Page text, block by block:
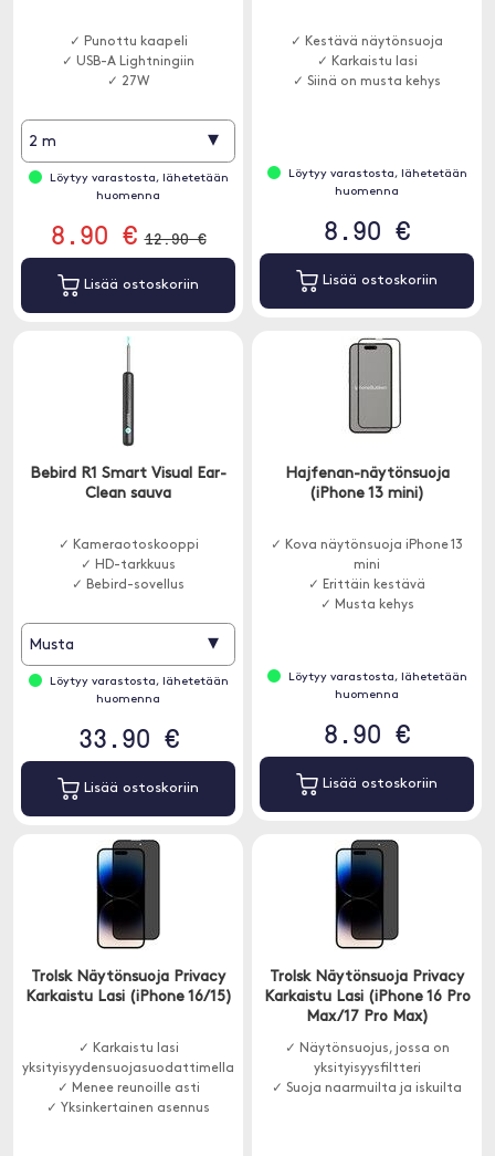
✓ Punottu kaapeli
✓ USB-A Lightningiin
✓ 27W
2 m ▾
Löytyy varastosta, lähetetään
huomenna
8.90 € 12.90 €
Lisää ostoskoriin
✓ Kestävä näytönsuoja
✓ Karkaistu lasi
✓ Siinä on musta kehys
Löytyy varastosta, lähetetään
huomenna
8.90 €
Lisää ostoskoriin
Bebird R1 Smart Visual Ear-
Clean sauva
✓ Kameraotoskooppi
✓ HD-tarkkuus
✓ Bebird-sovellus
Musta ▾
Löytyy varastosta, lähetetään
huomenna
33.90 €
Lisää ostoskoriin
Hajfenan-näytönsuoja
(iPhone 13 mini)
✓ Kova näytönsuoja iPhone 13
mini
✓ Erittäin kestävä
✓ Musta kehys
Löytyy varastosta, lähetetään
huomenna
8.90 €
Lisää ostoskoriin
Trolsk Näytönsuoja Privacy
Karkaistu Lasi (iPhone 16/15)
✓ Karkaistu lasi
yksityisyydensuojasuodattimella
✓ Menee reunoille asti
✓ Yksinkertainen asennus
Trolsk Näytönsuoja Privacy
Karkaistu Lasi (iPhone 16 Pro
Max/17 Pro Max)
✓ Näytönsuojus, jossa on
yksityisyysfiltteri
✓ Suoja naarmuilta ja iskuilta